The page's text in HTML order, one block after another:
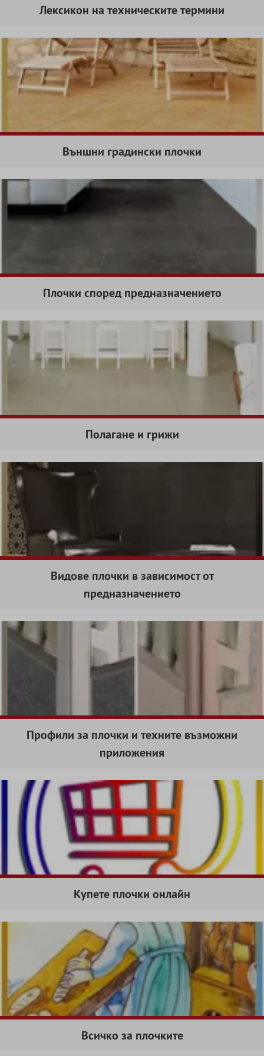
Лексикон на техническите термини
Външни градински плочки
Плочки според предназначението
Полагане и грижи
Видове плочки в зависимост от
предназначението
Профили за плочки и техните възможни
приложения
Купете плочки онлайн
Всичко за плочките